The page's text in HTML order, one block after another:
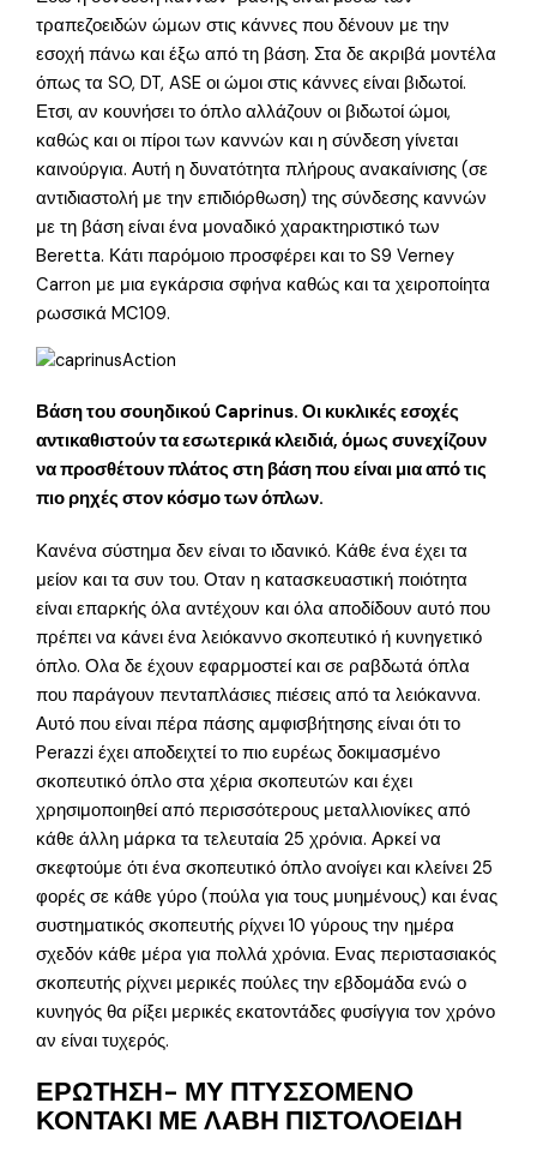
τραπεζοειδών ώμων στις κάννες που δένουν με την
εσοχή πάνω και έξω από τη βάση. Στα δε ακριβά μοντέλα
όπως τα SO, DT, ASE οι ώμοι στις κάννες είναι βιδωτοί.
Ετσι, αν κουνήσει το όπλο αλλάζουν οι βιδωτοί ώμοι,
καθώς και οι πίροι των καννών και η σύνδεση γίνεται
καινούργια. Αυτή η δυνατότητα πλήρους ανακαίνισης (σε
αντιδιαστολή με την επιδιόρθωση) της σύνδεσης καννών
με τη βάση είναι ένα μοναδικό χαρακτηριστικό των
Beretta. Κάτι παρόμοιο προσφέρει και το S9 Verney
Carron με μια εγκάρσια σφήνα καθώς και τα χειροποίητα
ρωσσικά MC109.
Βάση του σουηδικού Caprinus. Οι κυκλικές εσοχές
αντικαθιστούν τα εσωτερικά κλειδιά, όμως συνεχίζουν
να προσθέτουν πλάτος στη βάση που είναι μια από τις
πιο ρηχές στον κόσμο των όπλων.
Κανένα σύστημα δεν είναι το ιδανικό. Κάθε ένα έχει τα
μείον και τα συν του. Οταν η κατασκευαστική ποιότητα
είναι επαρκής όλα αντέχουν και όλα αποδίδουν αυτό που
πρέπει να κάνει ένα λειόκαννο σκοπευτικό ή κυνηγετικό
όπλο. Ολα δε έχουν εφαρμοστεί και σε ραβδωτά όπλα
που παράγουν πενταπλάσιες πιέσεις από τα λειόκαννα.
Αυτό που είναι πέρα πάσης αμφισβήτησης είναι ότι το
Perazzi έχει αποδειχτεί το πιο ευρέως δοκιμασμένο
σκοπευτικό όπλο στα χέρια σκοπευτών και έχει
χρησιμοποιηθεί από περισσότερους μεταλλιονίκες από
κάθε άλλη μάρκα τα τελευταία 25 χρόνια. Αρκεί να
σκεφτούμε ότι ένα σκοπευτικό όπλο ανοίγει και κλείνει 25
φορές σε κάθε γύρο (πούλα για τους μυημένους) και ένας
συστηματικός σκοπευτής ρίχνει 10 γύρους την ημέρα
σχεδόν κάθε μέρα για πολλά χρόνια. Ενας περιστασιακός
σκοπευτής ρίχνει μερικές πούλες την εβδομάδα ενώ ο
κυνηγός θα ρίξει μερικές εκατοντάδες φυσίγγια τον χρόνο
αν είναι τυχερός.
ΕΡΩΤΗΣΗ- ΜΥ ΠΤΥΣΣΟΜΕΝΟ
ΚΟΝΤΑΚΙ ΜΕ ΛΑΒΗ ΠΙΣΤΟΛΟΕΙΔΗ